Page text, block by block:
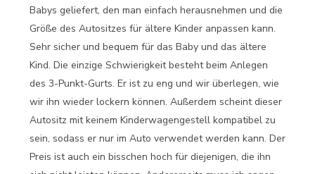
Babys geliefert, den man einfach herausnehmen und die
Größe des Autositzes für ältere Kinder anpassen kann.
Sehr sicher und bequem für das Baby und das ältere
Kind. Die einzige Schwierigkeit besteht beim Anlegen
des 3-Punkt-Gurts. Er ist zu eng und wir überlegen, wie
wir ihn wieder lockern können. Außerdem scheint dieser
Autositz mit keinem Kinderwagengestell kompatibel zu
sein, sodass er nur im Auto verwendet werden kann. Der
Preis ist auch ein bisschen hoch für diejenigen, die ihn